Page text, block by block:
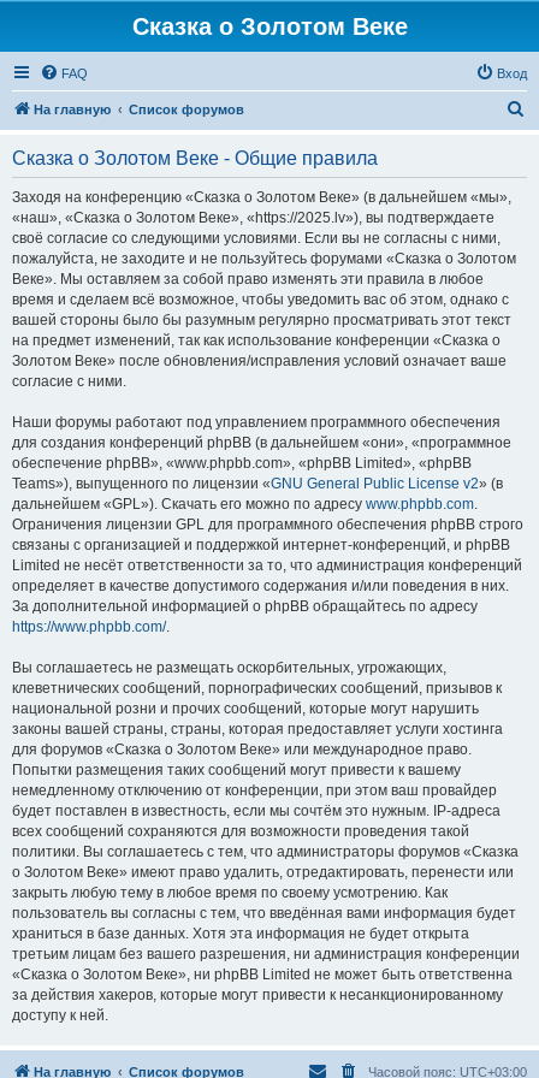
Сказка о Золотом Веке
FAQ Вход
На главную Список форумов
Сказка о Золотом Веке - Общие правила
Заходя на конференцию «Сказка о Золотом Веке» (в дальнейшем «мы»,
«наш», «Сказка о Золотом Веке», «https://2025.lv»), вы подтверждаете
своё согласие со следующими условиями. Если вы не согласны с ними,
пожалуйста, не заходите и не пользуйтесь форумами «Сказка о Золотом
Веке». Мы оставляем за собой право изменять эти правила в любое
время и сделаем всё возможное, чтобы уведомить вас об этом, однако с
вашей стороны было бы разумным регулярно просматривать этот текст
на предмет изменений, так как использование конференции «Сказка о
Золотом Веке» после обновления/исправления условий означает ваше
согласие с ними.
Наши форумы работают под управлением программного обеспечения
для создания конференций phpBB (в дальнейшем «они», «программное
обеспечение phpBB», «www.phpbb.com», «phpBB Limited», «phpBB
Teams»), выпущенного по лицензии «GNU General Public License v2» (в
дальнейшем «GPL»). Скачать его можно по адресу www.phpbb.com.
Ограничения лицензии GPL для программного обеспечения phpBB строго
связаны с организацией и поддержкой интернет-конференций, и phpBB
Limited не несёт ответственности за то, что администрация конференций
определяет в качестве допустимого содержания и/или поведения в них.
За дополнительной информацией о phpBB обращайтесь по адресу
https://www.phpbb.com/.
Вы соглашаетесь не размещать оскорбительных, угрожающих,
клеветнических сообщений, порнографических сообщений, призывов к
национальной розни и прочих сообщений, которые могут нарушить
законы вашей страны, страны, которая предоставляет услуги хостинга
для форумов «Сказка о Золотом Веке» или международное право.
Попытки размещения таких сообщений могут привести к вашему
немедленному отключению от конференции, при этом ваш провайдер
будет поставлен в известность, если мы сочтём это нужным. IP-адреса
всех сообщений сохраняются для возможности проведения такой
политики. Вы соглашаетесь с тем, что администраторы форумов «Сказка
о Золотом Веке» имеют право удалить, отредактировать, перенести или
закрыть любую тему в любое время по своему усмотрению. Как
пользователь вы согласны с тем, что введённая вами информация будет
храниться в базе данных. Хотя эта информация не будет открыта
третьим лицам без вашего разрешения, ни администрация конференции
«Сказка о Золотом Веке», ни phpBB Limited не может быть ответственна
за действия хакеров, которые могут привести к несанкционированному
доступу к ней.
На главную Список форумов Часовой пояс: UTC+03:00